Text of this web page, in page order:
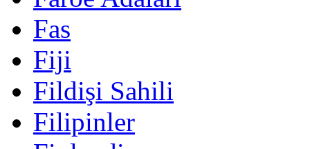
Fas
Fiji
Fildişi Sahili
Filipinler